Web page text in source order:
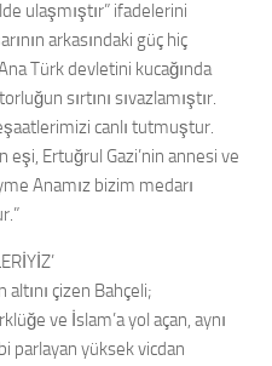
ulaşmıştır” ifadelerini
arkasındaki güç hiç
Türk devletini kucağında
sırtını sıvazlamıştır.
canlı tutmuştur.
Ertuğrul Gazi’nin annesi ve
Anamız bizim medarı
çizen Bahçeli;
ve İslam’a yol açan, aynı
parlayan yüksek vicdan